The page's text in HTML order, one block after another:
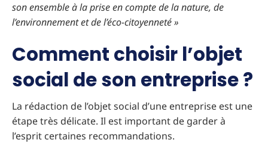
son ensemble à la prise en compte de la nature, de
l’environnement et de l’éco-citoyenneté »
Comment choisir l’objet
social de son entreprise ?
La rédaction de l’objet social d’une entreprise est une
étape très délicate. Il est important de garder à
l’esprit certaines recommandations.